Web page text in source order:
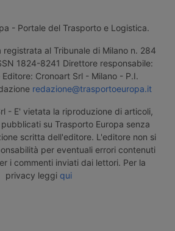
- Portale del Trasporto e Logistica.
al Tribunale di Milano n. 284
1824-8241 Direttore responsabile:
Cronoart Srl - Milano - P.I.
redazione@trasportoeuropa.it
- E' vietata la riproduzione di articoli,
su Trasporto Europa senza
scritta dell'editore. L'editore non si
per eventuali errori contenuti
i commenti inviati dai lettori. Per la
privacy leggi qui